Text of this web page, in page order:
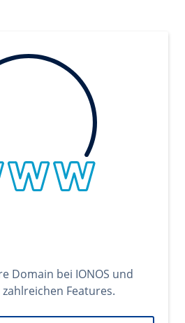
Domain bei IONOS und
Features.